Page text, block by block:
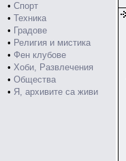
• Спорт
• Техника
• Градове
• Религия и мистика
• Фен клубове
• Хоби, Развлечения
• Общества
• Я, архивите са живи